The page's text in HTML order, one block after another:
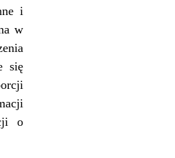
i
w
się
o